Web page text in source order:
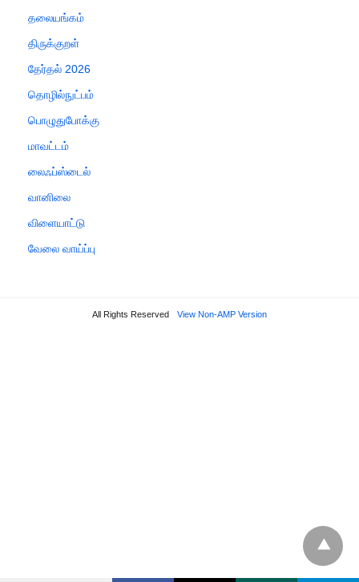
தலையங்கம்
திருக்குறள்
தேர்தல் 2026
தொழில்நுட்பம்
பொழுதுபோக்கு
மாவட்டம்
லைஃப்ஸ்டைல்
வானிலை
விளையாட்டு
வேலை வாய்ப்பு
All Rights Reserved View Non-AMP Version